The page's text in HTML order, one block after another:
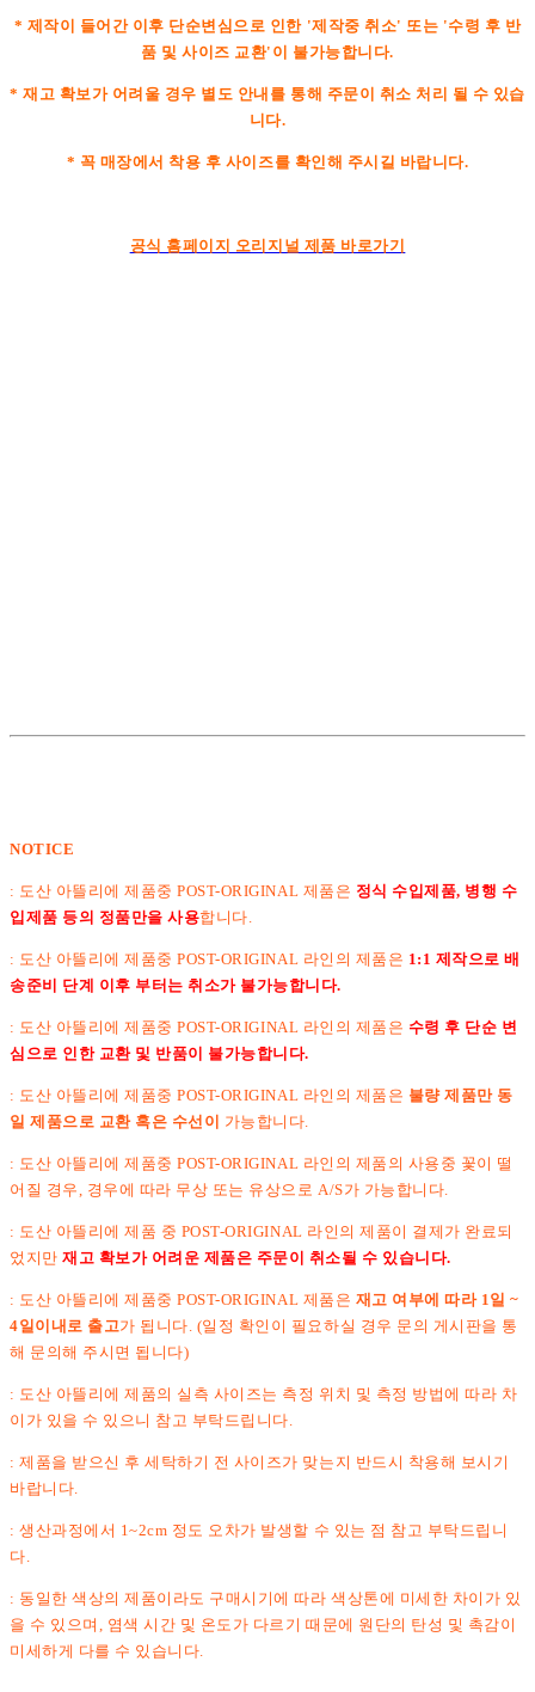
* 제작이 들어간 이후 단순변심으로 인한 '제작중 취소' 또는 '수령 후 반
품 및 사이즈 교환'이 불가능합니다.
* 재고 확보가 어려울 경우 별도 안내를 통해 주문이 취소 처리 될 수 있습
니다.
* 꼭 매장에서 착용 후 사이즈를 확인해 주시길 바랍니다.
공식 홈페이지 오리지널 제품 바로가기
NOTICE
: 도산 아뜰리에 제품중 POST-ORIGINAL 제품은 정식 수입제품, 병행 수
입제품 등의 정품만을 사용합니다.
: 도산 아뜰리에 제품중 POST-ORIGINAL 라인의 제품은 1:1 제작으로 배
송준비 단계 이후 부터는 취소가 불가능합니다.
: 도산 아뜰리에 제품중 POST-ORIGINAL 라인의 제품은 수령 후 단순 변
심으로 인한 교환 및 반품이 불가능합니다.
: 도산 아뜰리에 제품중 POST-ORIGINAL 라인의 제품은 불량 제품만 동
일 제품으로 교환 혹은 수선이
가능합니다.
: 도산 아뜰리에 제품중 POST-ORIGINAL 라인의 제품의 사용중 꽃이 떨
어질 경우, 경우에 따라 무상 또는 유상으로 A/S가 가능합니다.
: 도산 아뜰리에 제품 중 POST-ORIGINAL 라인의 제품이 결제가 완료되
었지만재고 확보가 어려운 제품은 주문이 취소될 수 있습니다.
: 도산 아뜰리에 제품중 POST-ORIGINAL 제품은 재고 여부에 따라 1일 ~
4일이내로 출고가 됩니다. (일정 확인이 필요하실 경우 문의 게시판을 통
해 문의해 주시면 됩니다)
: 도산 아뜰리에 제품의 실측 사이즈는 측정 위치 및 측정 방법에 따라 차
이가 있을 수 있으니 참고 부탁드립니다.
: 제품을 받으신 후 세탁하기 전 사이즈가 맞는지 반드시 착용해 보시기
바랍니다.
: 생산과정에서 1~2cm 정도 오차가 발생할 수 있는 점 참고 부탁드립니
다.
: 동일한 색상의 제품이라도 구매시기에 따라 색상톤에 미세한 차이가 있
을 수 있으며, 염색 시간 및 온도가 다르기 때문에 원단의 탄성 및 촉감이
미세하게 다를 수 있습니다.